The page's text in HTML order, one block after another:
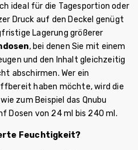
ideal für die Tagesportion oder
Druck auf den Deckel genügt
Lagerung größerer
, bei denen Sie mit einem
und den Inhalt gleichzeitig
abschirmen. Wer ein
haben möchte, wird die
zum Beispiel das Qnubu
Dosen von 24 ml bis 240 ml.
Feuchtigkeit?